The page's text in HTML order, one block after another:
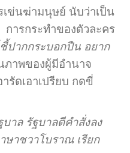
เข่นฆ่ามนุษย์ นับว่าเป็น
ารกระทำของตัวละคร
ชี้ปากกระบอกปืน อยาก
ภาพของผู้มีอำนาจ
รัดเอาเปรียบ กดขี่
าล รัฐบาลตีคำสั่งลง
ษาชวาโบราณ เรียก